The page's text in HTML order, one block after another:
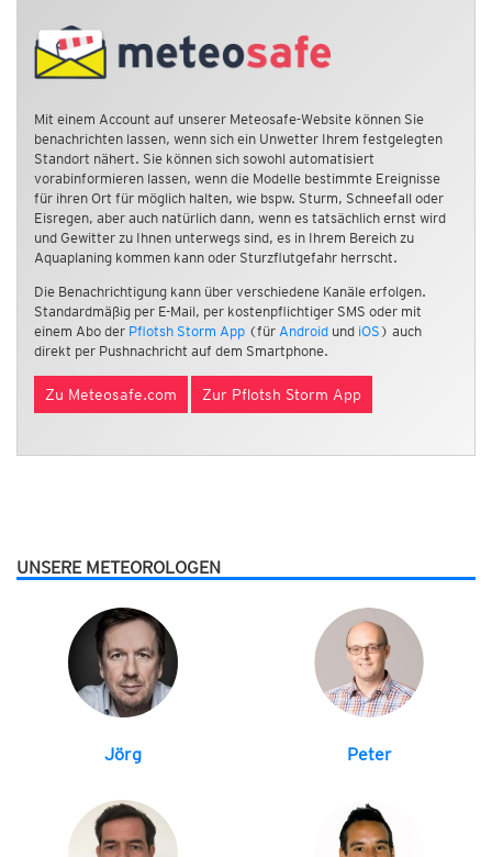
Mit einem Account auf unserer Meteosafe-Website können Sie
benachrichten lassen, wenn sich ein Unwetter Ihrem festgelegten
Standort nähert. Sie können sich sowohl automatisiert
vorabinformieren lassen, wenn die Modelle bestimmte Ereignisse
für ihren Ort für möglich halten, wie bspw. Sturm, Schneefall oder
Eisregen, aber auch natürlich dann, wenn es tatsächlich ernst wird
und Gewitter zu Ihnen unterwegs sind, es in Ihrem Bereich zu
Aquaplaning kommen kann oder Sturzflutgefahr herrscht.
Die Benachrichtigung kann über verschiedene Kanäle erfolgen.
Standardmäßig per E-Mail, per kostenpflichtiger SMS oder mit
einem Abo der Pflotsh Storm App (für Android und iOS ) auch
direkt per Pushnachricht auf dem Smartphone.
Zu Meteosafe.com Zur Pflotsh Storm App
UNSERE METEOROLOGEN
Jörg Peter